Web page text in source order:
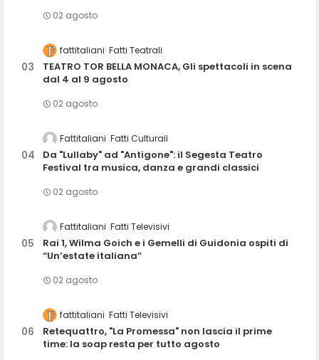
02 agosto
fattitaliani Fatti Teatrali
TEATRO TOR BELLA MONACA, Gli spettacoli in scena
dal 4 al 9 agosto
02 agosto
Fattitaliani Fatti Culturali
Da "Lullaby" ad "Antigone": il Segesta Teatro
Festival tra musica, danza e grandi classici
02 agosto
Fattitaliani Fatti Televisivi
Rai 1, Wilma Goich e i Gemelli di Guidonia ospiti di
“Un’estate italiana”
02 agosto
fattitaliani Fatti Televisivi
Retequattro, "La Promessa" non lascia il prime
time: la soap resta per tutto agosto